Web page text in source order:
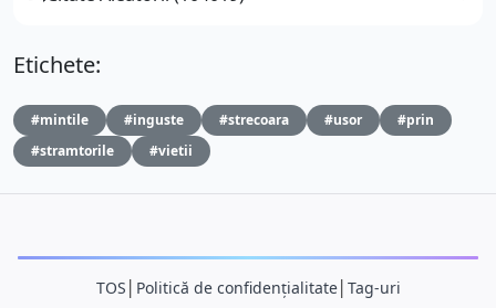
Etichete:
#mintile #inguste #strecoara #usor
#prin
#stramtorile
#vietii
TOS Politică de confidențialitate│ Tag-uri